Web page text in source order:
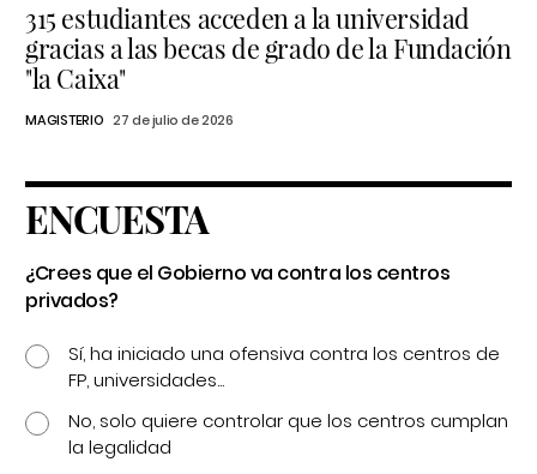
315 estudiantes acceden a la universidad
gracias a las becas de grado de la Fundación
"la Caixa"
MAGISTERIO 27 de julio de 2026
ENCUESTA
¿Crees que el Gobierno va contra los centros
privados?
Sí, ha iniciado una ofensiva contra los centros de
FP, universidades...
No, solo quiere controlar que los centros cumplan
la legalidad